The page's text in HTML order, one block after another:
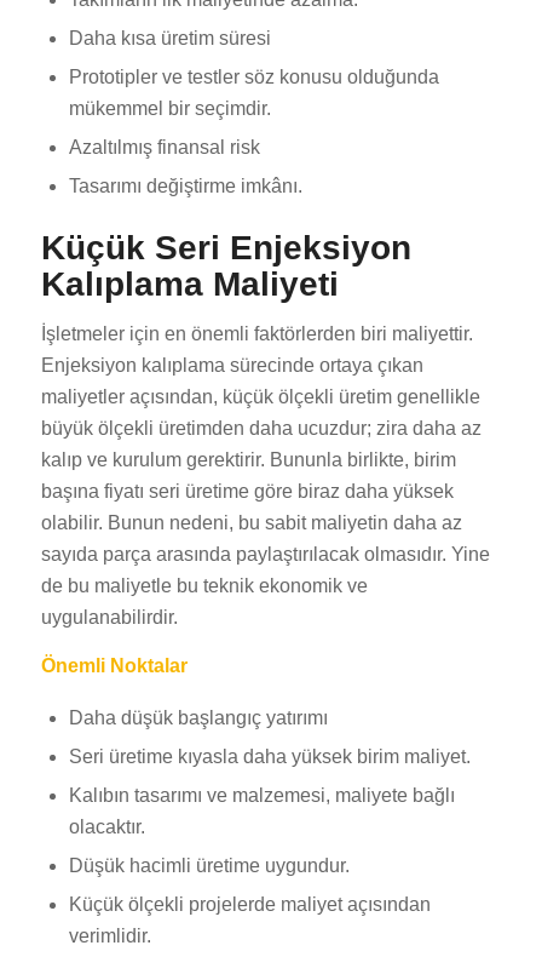
Daha kısa üretim süresi
Prototipler ve testler söz konusu olduğunda
mükemmel bir seçimdir.
Azaltılmış finansal risk
Tasarımı değiştirme imkânı.
Küçük Seri Enjeksiyon
Kalıplama Maliyeti
İşletmeler için en önemli faktörlerden biri maliyettir.
Enjeksiyon kalıplama sürecinde ortaya çıkan
maliyetler açısından, küçük ölçekli üretim genellikle
büyük ölçekli üretimden daha ucuzdur; zira daha az
kalıp ve kurulum gerektirir. Bununla birlikte, birim
başına fiyatı seri üretime göre biraz daha yüksek
olabilir. Bunun nedeni, bu sabit maliyetin daha az
sayıda parça arasında paylaştırılacak olmasıdır. Yine
de bu maliyetle bu teknik ekonomik ve
uygulanabilirdir.
Önemli Noktalar
Daha düşük başlangıç yatırımı
Seri üretime kıyasla daha yüksek birim maliyet.
Kalıbın tasarımı ve malzemesi, maliyete bağlı
olacaktır.
Düşük hacimli üretime uygundur.
Küçük ölçekli projelerde maliyet açısından
verimlidir.